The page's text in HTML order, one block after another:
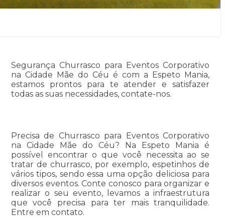
Segurança Churrasco para Eventos Corporativo
na Cidade Mãe do Céu é com a Espeto Mania,
estamos prontos para te atender e satisfazer
todas as suas necessidades, contate-nos.
Precisa de Churrasco para Eventos Corporativo
na Cidade Mãe do Céu? Na Espeto Mania é
possível encontrar o que você necessita ao se
tratar de churrasco, por exemplo, espetinhos de
vários tipos, sendo essa uma opção deliciosa para
diversos eventos. Conte conosco para organizar e
realizar o seu evento, levamos a infraestrutura
que você precisa para ter mais tranquilidade.
Entre em contato.